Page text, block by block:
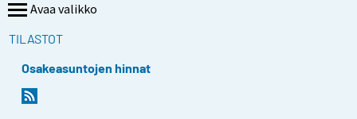
Avaa valikko
TILASTOT
Osakeasuntojen hinnat